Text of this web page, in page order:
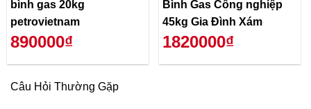
bình gas 20kg
petrovietnam
890000₫
Bình Gas Công nghiệp
45kg Gia Đình Xám
1820000₫
Câu Hỏi Thường Gặp